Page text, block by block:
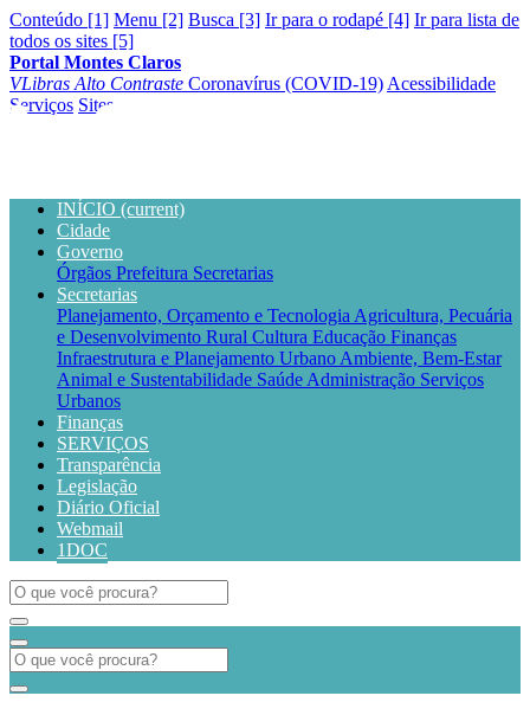
Conteúdo [1] Menu [2] Busca [3] Ir para o rodapé [4] Ir para lista de
todos os sites [5]
Portal Montes Claros
VLibras Alto Contraste Coronavírus (COVID-19) Acessibilidade
Serviços Sites
INÍCIO (current)
Cidade
Governo
Órgãos Prefeitura Secretarias
Secretarias
Planejamento, Orçamento e Tecnologia Agricultura, Pecuária
e Desenvolvimento Rural Cultura Educação Finanças
Infraestrutura e Planejamento Urbano Ambiente, Bem-Estar
Animal e Sustentabilidade Saúde Administração Serviços
Urbanos
Finanças
SERVIÇOS
Transparência
Legislação
Diário Oficial
Webmail
1DOC